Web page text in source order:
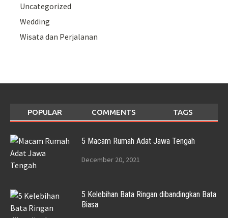
Uncategorized
Wedding
Wisata dan Perjalanan
POPULAR COMMENTS TAGS
5 Macam Rumah Adat Jawa Tengah
December 20, 2021
5 Kelebihan Bata Ringan dibandingkan Bata
Biasa